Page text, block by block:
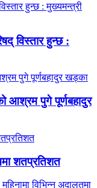
विस्तार हुन्छ :
आश्रम पुगे पूर्णबहादुर
शतप्रतिशत